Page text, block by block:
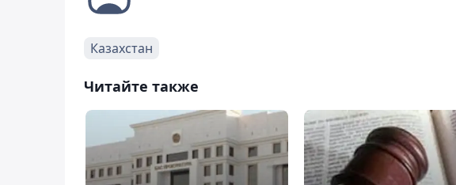
Казахстан
Читайте также